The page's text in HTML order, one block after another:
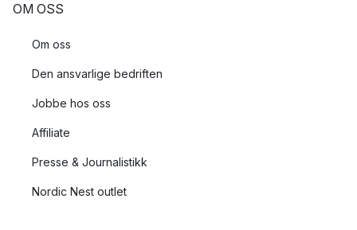
OM OSS
Om oss
Den ansvarlige bedriften
Jobbe hos oss
Affiliate
Presse & Journalistikk
Nordic Nest outlet